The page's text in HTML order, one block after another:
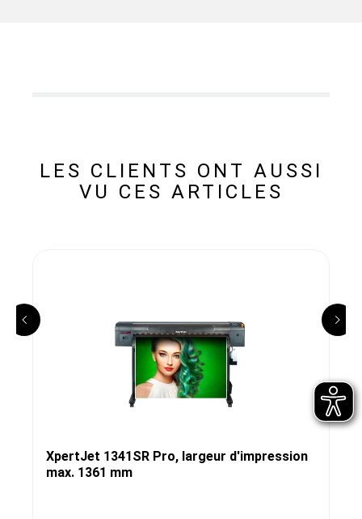
LES CLIENTS ONT AUSSI
VU CES ARTICLES
XpertJet 1341SR Pro, largeur d'impression
max. 1361 mm